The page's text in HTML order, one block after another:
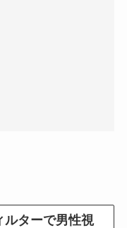
ルターで男性視